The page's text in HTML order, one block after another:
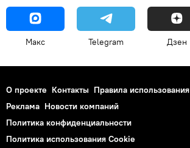
Макс Telegram Дзен
О проекте Контакты Правила использования
Реклама Новости компаний
Политика конфиденциальности
Политика использования Cookie